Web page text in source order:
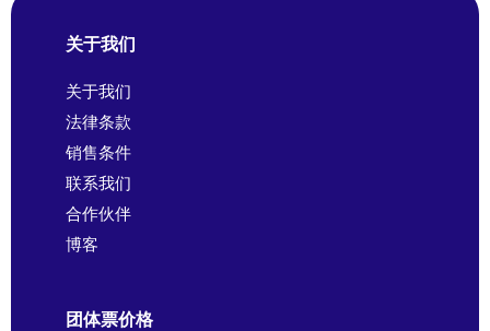
关于我们
关于我们
法律条款
销售条件
联系我们
合作伙伴
博客
团体票价格